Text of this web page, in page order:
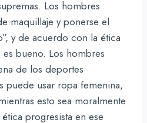
Los hombres
maquillaje y ponerse el
y de acuerdo con la ética
bueno. Los hombres
de los deportes
puede usar ropa femenina,
esto sea moralmente
progresista en ese